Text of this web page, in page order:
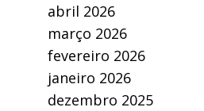
abril 2026
março 2026
fevereiro 2026
janeiro 2026
dezembro 2025